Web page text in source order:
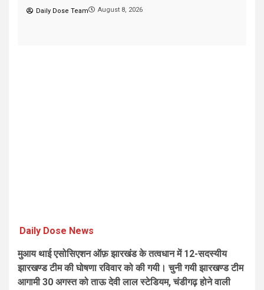
Daily Dose News
मुआय थाई एसोसिएशन ऑफ़ झारखंड के तत्वधान में 12-सदस्यीय
झारखण्ड टीम की घोषणा रविवार को की गयी। चुनी गयी झारखण्ड टीम
आगामी 30 अगस्त को ताऊ देवी लाल स्टेडियम, चंडीगढ़ होने वाली